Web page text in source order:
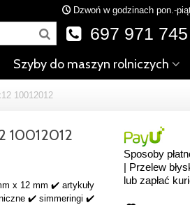
Dzwoń w godzinach pon.-
697 971 745
Szyby do maszyn rolniczych
10012012
10012012
x 12 mm ✔️ artykuły
✔️ simmeringi ✔️
Sposoby
| Przelew
lub zapłać